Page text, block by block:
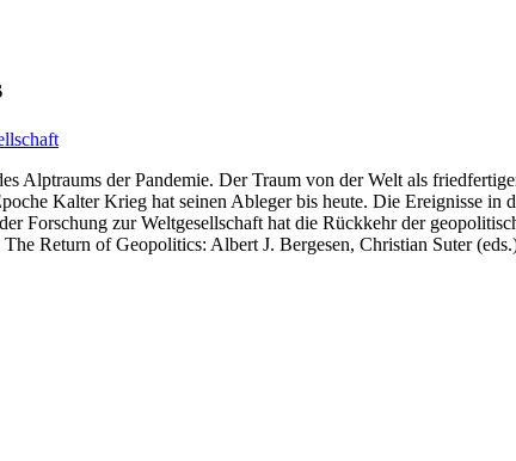
Alptraums der Pandemie. Der Traum von der Welt als
Kalter Krieg hat seinen Ableger bis heute. Die Ereignisse in
Forschung zur Weltgesellschaft hat die Rückkehr der
Return of Geopolitics: Albert J. Bergesen, Christian Suter